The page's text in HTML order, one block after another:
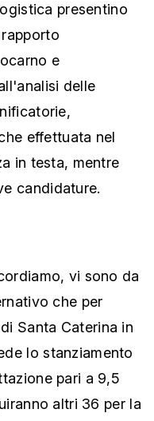
presentino
e
delle
effettuata nel
in testa, mentre
candidature.
vi sono da
che per
Santa Caterina in
lo stanziamento
pari a 9,5
altri 36 per la